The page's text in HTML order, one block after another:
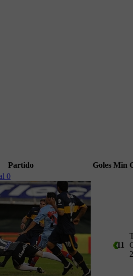
Partido Goles Min
0
11